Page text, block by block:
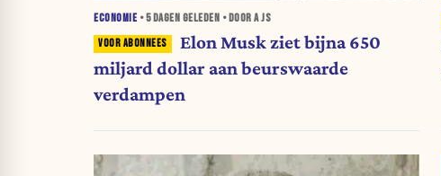
ECONOMIE •5 DAGEN GELEDEN • DOOR A JS
Elon Musk ziet bijna 650
miljard dollar aan beurswaarde
verdampen